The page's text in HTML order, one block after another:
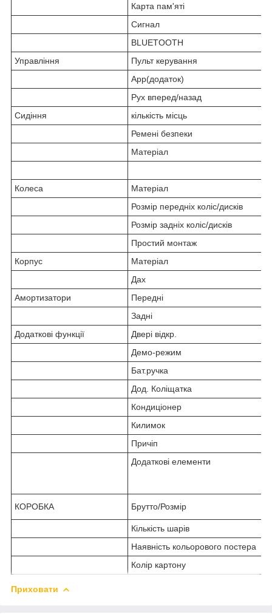
Карта пам'яті
Сигнал
BLUETOOTH
Управління
Пульт керування
App(додаток)
Рух вперед/назад
Сидіння
кількість місць
Ремені безпеки
Матеріал
Колеса
Матеріал
Розмір передніх коліс/дисків
Розмір задніх коліс/дисків
Простий монтаж
Корпус
Матеріал
Дах
Амортизатори
Передні
Задні
Додаткові функції
Двері відкр.
Демо-режим
Бат.ручка
Дод. Коліщатка
Кондиціонер
Килимок
Причіп
Додаткові елементи
КОРОБКА Брутто/Розмір
Кількість шарів
Наявність кольорового постера
Колір картону
Приховати